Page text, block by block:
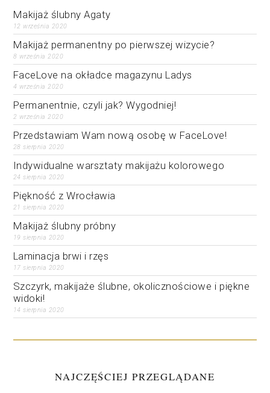
Makijaż ślubny Agaty
12 września 2020
Makijaż permanentny po pierwszej wizycie?
8 września 2020
FaceLove na okładce magazynu Ladys
4 września 2020
Permanentnie, czyli jak? Wygodniej!
2 września 2020
Przedstawiam Wam nową osobę w FaceLove!
28 sierpnia 2020
Indywidualne warsztaty makijażu kolorowego
24 sierpnia 2020
Piękność z Wrocławia
21 sierpnia 2020
Makijaż ślubny próbny
19 sierpnia 2020
Laminacja brwi i rzęs
17 sierpnia 2020
Szczyrk, makijaże ślubne, okolicznościowe i piękne
widoki!
14 sierpnia 2020
NAJCZĘŚCIEJ PRZEGLĄDANE